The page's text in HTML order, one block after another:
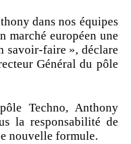
dans nos équipes
marché européen une
savoir-faire », déclare
Général du pôle
Techno, Anthony
la responsabilité de
nouvelle formule.